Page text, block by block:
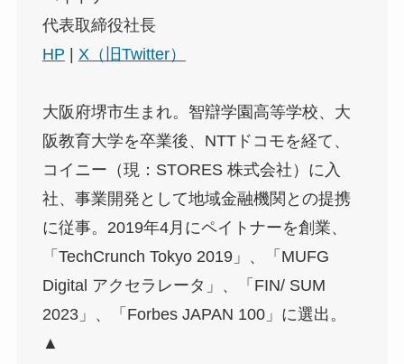
代表取締役社長
HP | X（旧Twitter）
大阪府堺市生まれ。智辯学園高等学校、大
阪教育大学を卒業後、NTTドコモを経て、
コイニー（現：STORES 株式会社）に入
社、事業開発として地域金融機関との提携
に従事。2019年4月にペイトナーを創業、
「TechCrunch Tokyo 2019」、「MUFG
Digital アクセラレータ」、「FIN/ SUM
2023」、「Forbes JAPAN 100」に選出。
▲